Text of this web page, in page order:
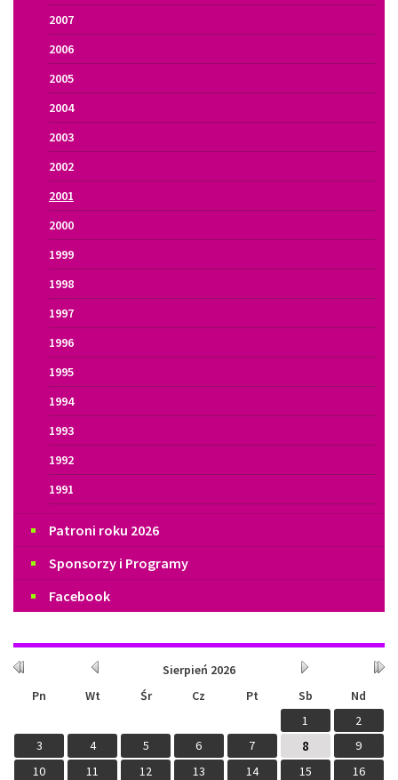
2007
2006
2005
2004
2003
2002
2001
2000
1999
1998
1997
1996
1995
1994
1993
1992
1991
Patroni roku 2026
Sponsorzy i Programy
Facebook
Kalendarium
Rok
Miesiąc
Sierpień 2026
Miesiąc
Rok
Pn Wt Śr Cz Pt Sb
Nd
1
2
3
4 5 6 7 8
9
10
11 12 13 14 15
16